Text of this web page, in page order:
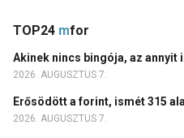
TOP24 mfor
Akinek nincs bingója, az annyit
2026. AUGUSZTUS 7.
Erősödött a forint, ismét 315
2026. AUGUSZTUS 7.